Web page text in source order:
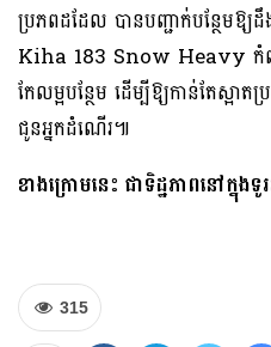
ប្រភពដដែល បានបញ្ជាក់បន្ថែមឱ្យដឹ
Kiha 183 Snow Heavy កំពុ
កែលម្អបន្ថែម ដើម្បីឱ្យកាន់តែស្អ
ជូនអ្នកដំណើរ៕
ខាងក្រោមនេះ ជាទិដ្ឋភាពនៅក្នុងទូរ
315